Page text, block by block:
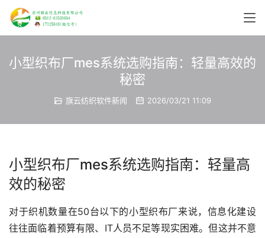
小型织布厂mes系统选购指南：轻量高效的
秘密
旗云纺织软件新闻 2026/03/21 11:09
小型织布厂mes系统选购指南：轻量高
效的秘密
对于织机数量在50台以下的小型织布厂来说，信息化建设
往往面临着预算有限、IT人员不足等现实困难。但这并不意